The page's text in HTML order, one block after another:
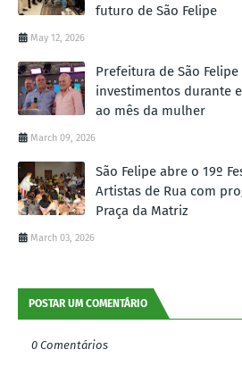
futuro de São Felipe
May 12, 2026
Prefeitura de São
investimentos durante
ao mês da mulher
March 09, 2026
São Felipe abre o 19º
Artistas de Rua com
Praça da Matriz
March 03, 2026
POSTAR UM COMENTÁRIO
0 Comentários